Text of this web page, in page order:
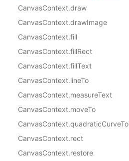
CanvasContext.draw
CanvasContext.drawImage
CanvasContext.fill
CanvasContext.fillRect
CanvasContext.fillText
CanvasContext.lineTo
CanvasContext.measureText
CanvasContext.moveTo
CanvasContext.quadraticCurveTo
CanvasContext.rect
CanvasContext.restore